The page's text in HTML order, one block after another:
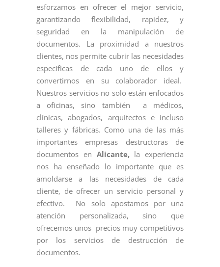
esforzamos en ofrecer el mejor servicio,
garantizando flexibilidad, rapidez, y
seguridad en la manipulación de
documentos. La proximidad a nuestros
clientes, nos permite cubrir las necesidades
específicas de cada uno de ellos y
convertirnos en su colaborador ideal.
Nuestros servicios no solo están enfocados
a oficinas, sino también a médicos,
clínicas, abogados, arquitectos e incluso
talleres y fábricas. Como una de las más
importantes empresas destructoras de
documentos en Alicante,la experiencia
nos ha enseñado lo importante que es
amoldarse a las necesidades de cada
cliente, de ofrecer un servicio personal y
efectivo. No solo apostamos por una
atención personalizada, sino que
ofrecemos unos precios muy competitivos
por los servicios de destrucción de
documentos.